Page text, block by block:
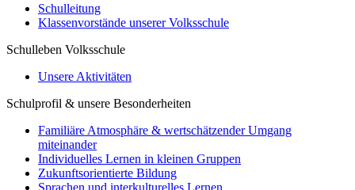
Schulleitung
Klassenvorstände unserer Volksschule
Schulleben Volksschule
Unsere Aktivitäten
Schulprofil & unsere Besonderheiten
Familiäre Atmosphäre & wertschätzender Umgang
miteinander
Individuelles Lernen in kleinen Gruppen
Zukunftsorientierte Bildung
Sprachen und interkulturelles Lernen